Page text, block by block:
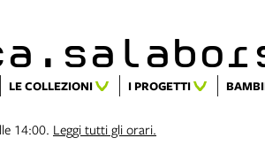
LE COLLEZIONI I PROGETTI
14:00. Leggi tutti gli orari.